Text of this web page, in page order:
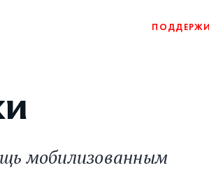
мобилизованным